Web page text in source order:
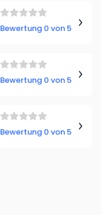
Bewertung 0 von 5
Bewertung 0 von 5
Bewertung 0 von 5